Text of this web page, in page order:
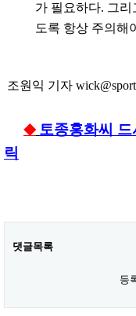
가 필요하다. 그
도록 항상 주의해
조원익 기자
◆ 토종홍화씨
릭
댓글목록
등